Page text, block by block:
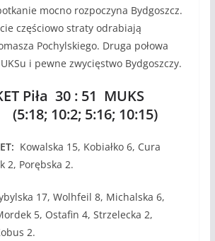
mocno rozpoczyna Bydgoszcz.
częściowo straty odrabiają
Pochylskiego. Druga połowa
i pewne zwycięstwo Bydgoszczy.
Piła 30 : 51 MUKS
10:2; 5:16; 10:15)
Kowalska 15, Kobiałko 6, Cura
2, Porębska 2.
17, Wolhfeil 8, Michalska 6,
5, Ostafin 4, Strzelecka 2,
2.